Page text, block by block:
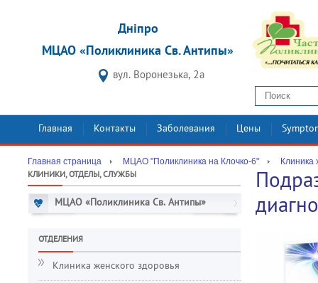
Дніпро
МЦАО «Поликлиника Св. Антипы»
вул. Воронезька, 2а
Главная Контакты Заболевания Цены
Главная страница МЦАО "Поликлиника на Клочко-6" Клиника
КЛИНИКИ, ОТДЕЛЫ, СЛУЖБЫ
МЦАО «Поликлиника Св. Антипы»
ОТДЕЛЕНИЯ
Клиника женского здоровья